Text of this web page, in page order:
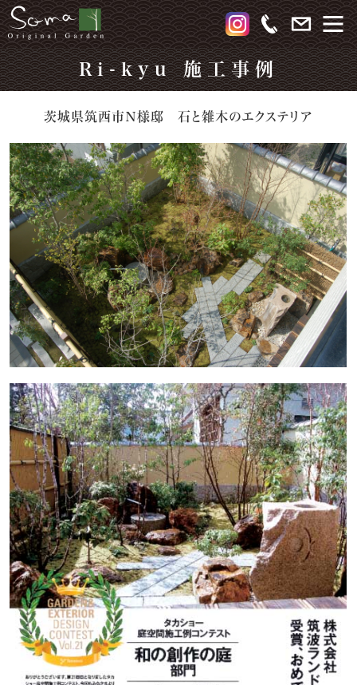
Ri-kyu 施工事例
茨城県筑西市Ｎ様邸 石と雑木のエクステリア